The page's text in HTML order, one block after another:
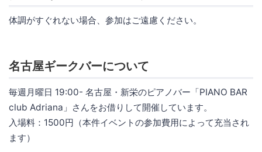
体調がすぐれない場合、参加はご遠慮ください。
名古屋ギークバーについて
毎週月曜日 19:00- 名古屋・新栄のピアノバー「PIANO BAR
club Adriana」さんをお借りして開催しています。
入場料：1500円（本件イベントの参加費用によって充当され
ます）